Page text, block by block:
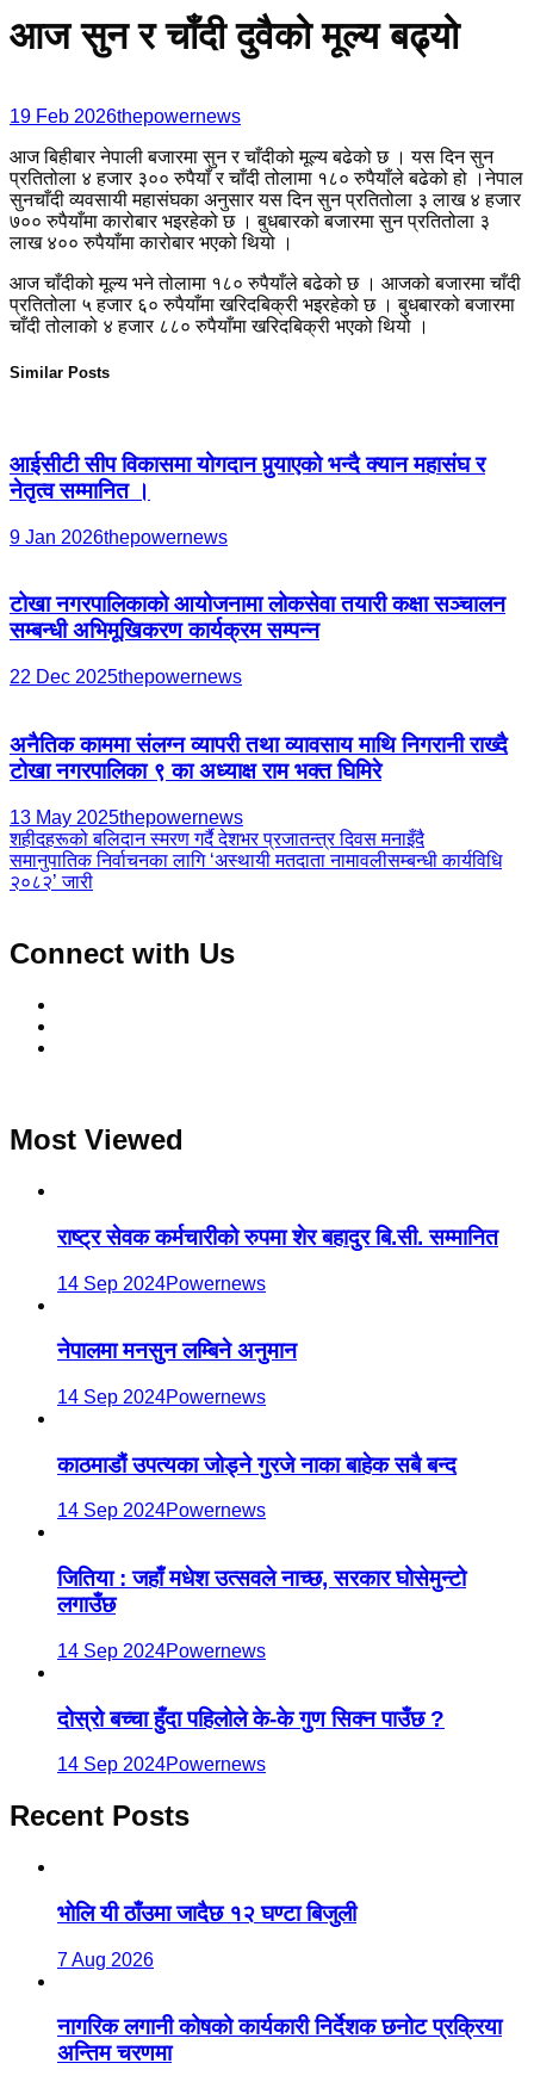
आज सुन र चाँदी दुवैको मूल्य बढ्यो
19 Feb 2026thepowernews
आज बिहीबार नेपाली बजारमा सुन र चाँदीको मूल्य बढेको छ । यस दिन सुन
प्रतितोला ४ हजार ३०० रुपैयाँ र चाँदी तोलामा १८० रुपैयाँले बढेको हो ।नेपाल
सुनचाँदी व्यवसायी महासंघका अनुसार यस दिन सुन प्रतितोला ३ लाख ४ हजार
७०० रुपैयाँमा कारोबार भइरहेको छ । बुधबारको बजारमा सुन प्रतितोला ३
लाख ४०० रुपैयाँमा कारोबार भएको थियो ।
आज चाँदीको मूल्य भने तोलामा १८० रुपैयाँले बढेको छ । आजको बजारमा चाँदी
प्रतितोला ५ हजार ६० रुपैयाँमा खरिदबिक्री भइरहेको छ । बुधबारको बजारमा
चाँदी तोलाको ४ हजार ८८० रुपैयाँमा खरिदबिक्री भएको थियो ।
Similar Posts
आईसीटी सीप विकासमा योगदान पुर्‍याएको भन्दै क्यान महासंघ र
नेतृत्व सम्मानित ।
9 Jan 2026thepowernews
टोखा नगरपालिकाको आयोजनामा लोकसेवा तयारी कक्षा सञ्चालन
सम्बन्धी अभिमूखिकरण कार्यक्रम सम्पन्न
22 Dec 2025thepowernews
अनैतिक काममा संलग्न व्यापरी तथा व्यावसाय माथि निगरानी राख्दै
टोखा नगरपालिका ९ का अध्याक्ष राम भक्त घिमिरे
13 May 2025thepowernews
Post
navigation
शहीदहरूको बलिदान स्मरण गर्दै देशभर प्रजातन्त्र दिवस मनाइँदै
समानुपातिक निर्वाचनका लागि ‘अस्थायी मतदाता नामावलीसम्बन्धी कार्यविधि
२०८२’ जारी
Connect with Us
Most Viewed
राष्ट्र सेवक कर्मचारीको रुपमा शेर बहादुर बि.सी. सम्मानित
14 Sep 2024Powernews
नेपालमा मनसुन लम्बिने अनुमान
14 Sep 2024Powernews
काठमाडौं उपत्यका जोड्ने गुरजे नाका बाहेक सबै बन्द
14 Sep 2024Powernews
जितिया : जहाँ मधेश उत्सवले नाच्छ, सरकार घोसेमुन्टो
लगाउँछ
14 Sep 2024Powernews
दोस्रो बच्चा हुँदा पहिलोले के-के गुण सिक्न पाउँछ ?
14 Sep 2024Powernews
Recent Posts
भाेलि यी ठाँउमा जादैछ १२ घण्टा बिजुली
7 Aug 2026
नागरिक लगानी कोषको कार्यकारी निर्देशक छनोट प्रक्रिया
अन्तिम चरणमा